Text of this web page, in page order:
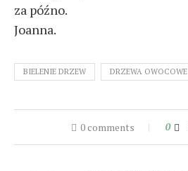
za późno.
Joanna.
BIELENIE DRZEW DRZEWA OWOCOWE
0 comments 0